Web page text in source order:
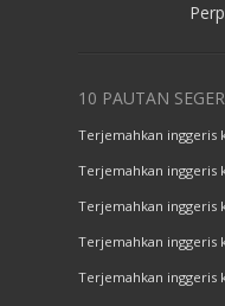
10 PAUTAN
Terjemahkan inggeris
Terjemahkan inggeris
Terjemahkan inggeris
Terjemahkan inggeris
Terjemahkan inggeris